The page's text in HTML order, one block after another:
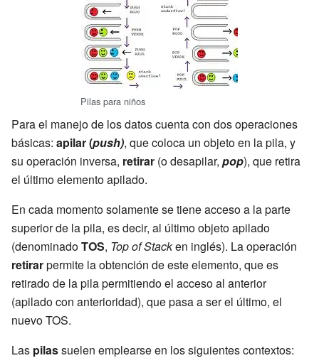
Pilas para niños
Para el manejo de los datos cuenta con dos operaciones
básicas: apilar (push), que coloca un objeto en la pila, y
su operación inversa, retirar (o desapilar, pop), que retira
el último elemento apilado.
En cada momento solamente se tiene acceso a la parte
superior de la pila, es decir, al último objeto apilado
(denominadoTOS, Top of Stacken inglés). La operación
retirarpermite la obtención de este elemento, que es
retirado de la pila permitiendo el acceso al anterior
(apilado con anterioridad), que pasa a ser el último, el
nuevo TOS.
Las pilassuelen emplearse en los siguientes contextos: